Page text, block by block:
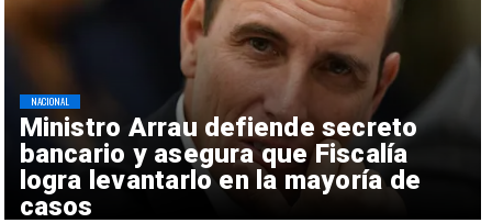
Ministro Arrau defiende secreto
bancario y asegura que Fiscalía
logra levantarlo en la mayoría de
casos
NACIONAL